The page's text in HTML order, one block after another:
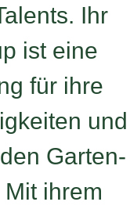
Ihr
ist eine
für ihre
und
Garten-
ihrem